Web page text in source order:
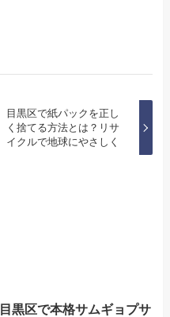
目黒区で紙パックを正し
く捨てる方法とは？リサ
イクルで地球にやさしく
目黒区で本格サムギョプサ